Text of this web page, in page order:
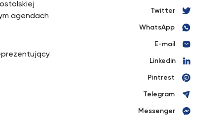
agendach
Twitter
WhatsApp
E-mail
Linkedin
Pintrest
Telegram
Messenger